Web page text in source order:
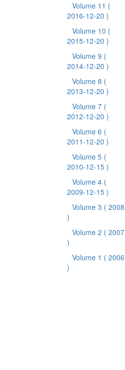
Volume 11 (
2016-12-20 )
Volume 10 (
2015-12-20 )
Volume 9 (
2014-12-20 )
Volume 8 (
2013-12-20 )
Volume 7 (
2012-12-20 )
Volume 6 (
2011-12-20 )
Volume 5 (
2010-12-15 )
Volume 4 (
2009-12-15 )
Volume 3 ( 2008
)
Volume 2 ( 2007
)
Volume 1 ( 2006
)